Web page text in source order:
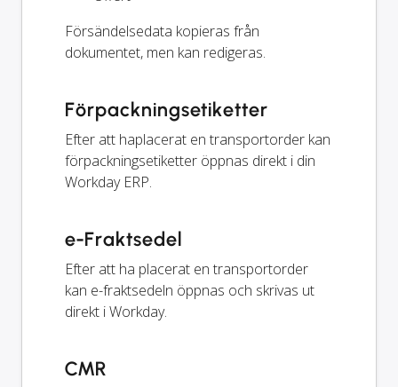
Försändelsedata kopieras från
dokumentet, men kan redigeras.
Förpackningsetiketter
Efter att haplacerat en transportorder kan
förpackningsetiketter öppnas direkt i din
Workday ERP.
e-Fraktsedel
Efter att ha placerat en transportorder
kan e-fraktsedeln öppnas och skrivas ut
direkt i Workday.
CMR